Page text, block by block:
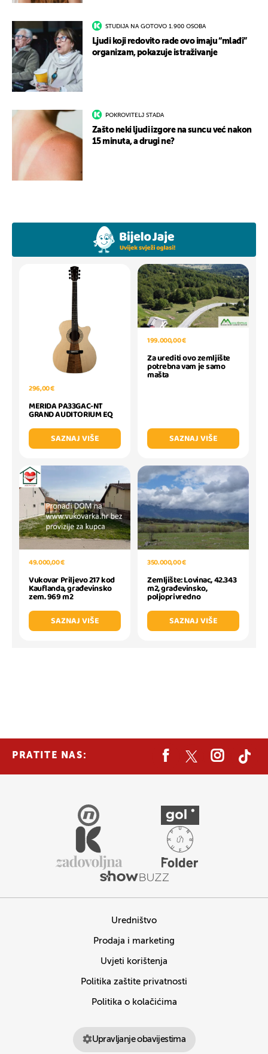
STUDIJA NA GOTOVO 1.900 OSOBA
Ljudi koji redovito rade ovo imaju “mlađi”
organizam, pokazuje istraživanje
POKROVITELJ STADA
Zašto neki ljudi izgore na suncu već nakon
15 minuta, a drugi ne?
296,00 €
MERIDA PA33GAC-NT
GRAND AUDITORIUM EQ
SAZNAJ VIŠE
199.000,00 €
Za urediti ovo zemljište
potrebna vam je samo
mašta
SAZNAJ VIŠE
49.000,00 €
Vukovar Priljevo 217 kod
Kauflanda, građevinsko
zem. 969 m2
SAZNAJ VIŠE
350.000,00 €
Zemljište: Lovinac, 42.343
m2, građevinsko,
poljoprivredno
SAZNAJ VIŠE
PRATITE NAS:
Uredništvo
Prodaja i marketing
Uvjeti korištenja
Politika zaštite privatnosti
Politika o kolačićima
Upravljanje obavijestima